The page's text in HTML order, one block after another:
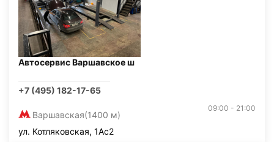
Автосервис Варшавское ш
+7 (495) 182-17-65
Варшавская(1400 м)
09:00 - 21:00
ул. Котляковская, 1Ас2